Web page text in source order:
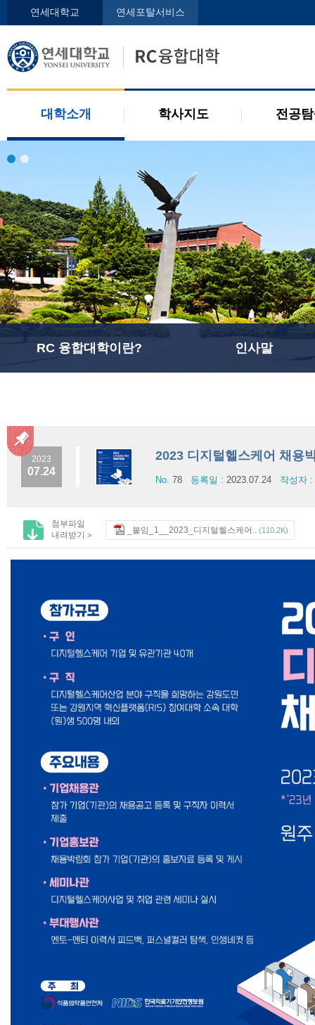
연세대학교 연세포탈서비스
대학소개 학사지도 전공
인사말
오시는 길
학사지도사
RC 융합대학이란? 인사말
2023
07.24
2023 디지털헬스케어 채용
No. 78 등록일 : 2023.07.24 작성자 :
첨부파일
내려받기 > _붙임_1__2023_디지털헬스케어.. (110.2K)